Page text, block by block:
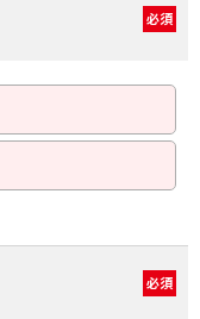
必須
必須